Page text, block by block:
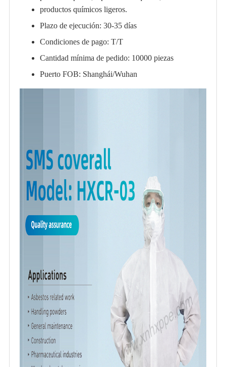
productos químicos ligeros.
Plazo de ejecución: 30-35 días
Condiciones de pago: T/T
Cantidad mínima de pedido: 10000 piezas
Puerto FOB: Shanghái/Wuhan